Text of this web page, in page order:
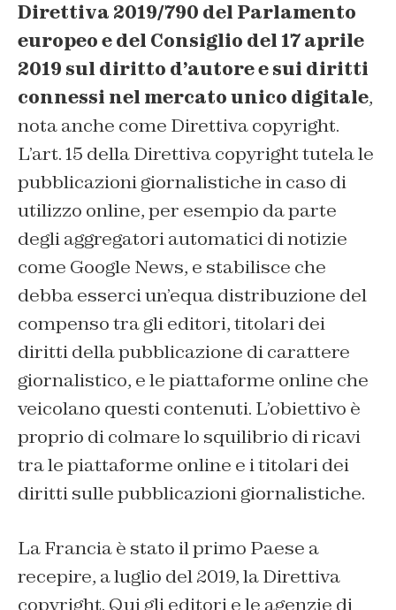
Direttiva 2019/790 del Parlamento
europeo e del Consiglio del 17 aprile
2019 sul diritto d’autore e sui diritti
connessi nel mercato unico digitale,
nota anche come Direttiva copyright.
L’art. 15 dellaDirettiva copyrighttutela le
pubblicazioni giornalistiche in caso di
utilizzo online, per esempio da parte
degli aggregatori automatici di notizie
come Google News, e stabilisce che
debba esserci un’equa distribuzione del
compenso tra gli editori, titolari dei
diritti della pubblicazione di carattere
giornalistico, e le piattaforme online che
veicolano questi contenuti. L’obiettivo è
proprio di colmare lo squilibrio di ricavi
tra le piattaforme online e i titolari dei
diritti sulle pubblicazioni giornalistiche.
La Francia è stato il primo Paese a
recepire, a luglio del 2019, laDirettiva
copyright. Qui gli editori e le agenzie di